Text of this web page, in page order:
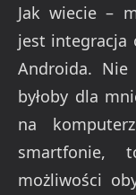
Jak wiecie –
jest integracja
Androida. Nie
byłoby dla
na
smartfonie,
możliwości